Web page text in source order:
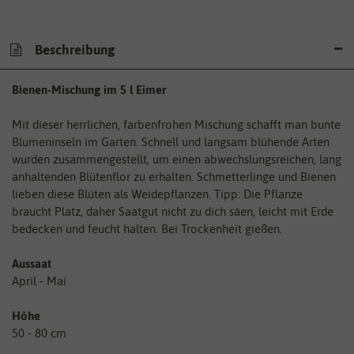
Beschreibung
Bienen-Mischung im 5 l Eimer
Mit dieser herrlichen, farbenfrohen Mischung schafft man bunte
Blumeninseln im Garten. Schnell und langsam blühende Arten
wurden zusammengestellt, um einen abwechslungsreichen, lang
anhaltenden Blütenflor zu erhalten. Schmetterlinge und Bienen
lieben diese Blüten als Weidepflanzen. Tipp: Die Pflanze
braucht Platz, daher Saatgut nicht zu dich säen, leicht mit Erde
bedecken und feucht halten. Bei Trockenheit gießen.
Aussaat
April - Mai
Höhe
50 - 80 cm